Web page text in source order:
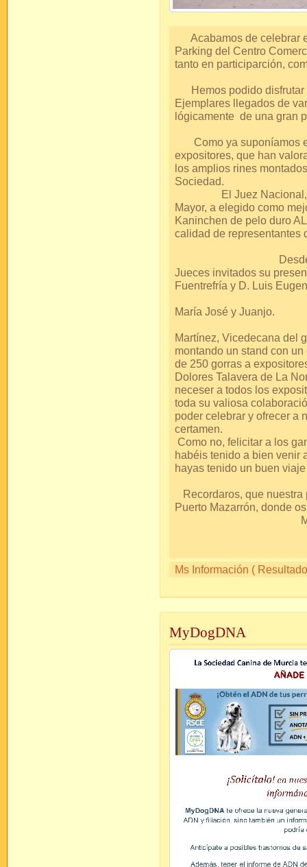
Acabamos de celebrar
Parking del Centro
tanto en participarción,
Hemos podido disfrutar
Ejemplares llegados de
lógicamente de una gran
Como ya suponíamos
expositores, que han
los amplios rines
El Juez Nacional,
Mayor, a elegido como
Kaninchen de pelo duro
calidad de
Desde estas
Jueces invitados su
Fuentrefría y
María
Martínez, Vicedecana del
montando un stand con
de 250 gorras a
Dolores Talavera de La
neceser a todos los
toda su valiosa
poder celebrar y ofrecer a
Como no, felicitar a los
habéis tenido a bien venir
hayas tenido un buen
Recordaros, que nuestra
Puerto
Mil
Ms Información (
MyDogDNA